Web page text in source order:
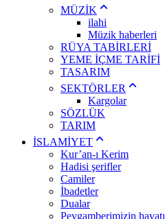
MÜZİK
ilahi
Müzik haberleri
RÜYA TABİRLERİ
YEME İÇME TARİFİ
TASARIM
SEKTÖRLER
Kargolar
SÖZLÜK
TARIM
İSLAMİYET
Kur’an-ı Kerim
Hadisi şerifler
Camiler
İbadetler
Dualar
Peygamberimizin hayatı